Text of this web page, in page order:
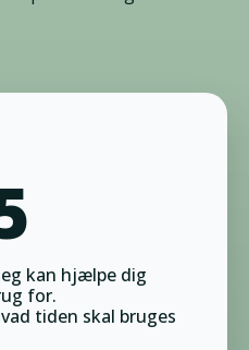
kan hjælpe dig
for.
tiden skal bruges